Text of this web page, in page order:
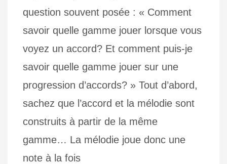
question souvent posée : « Comment
savoir quelle gamme jouer lorsque vous
voyez un accord? Et comment puis-je
savoir quelle gamme jouer sur une
progression d’accords? » Tout d’abord,
sachez que l’accord et la mélodie sont
construits à partir de la même
gamme… La mélodie joue donc une
note à la fois